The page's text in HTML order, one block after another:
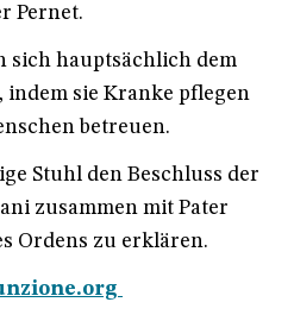
Pernet.
sich hauptsächlich dem
indem sie Kranke pflegen
betreuen.
Stuhl den Beschluss der
zusammen mit Pater
Ordens zu erklären.